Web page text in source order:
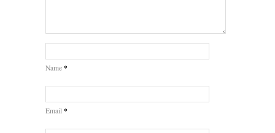
Name *
Email *